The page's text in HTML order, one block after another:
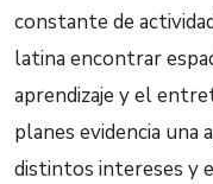
constante de
latina encontrar
aprendizaje y el
planes evidencia una
distintos intereses y